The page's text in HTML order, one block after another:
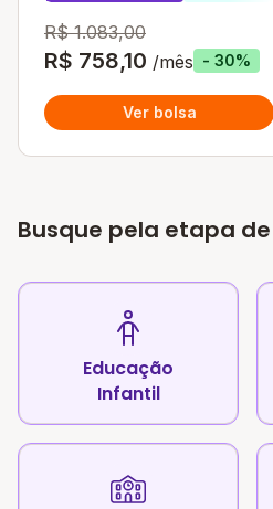
R$ 1.083,00
R$ 758,10 /mês - 30%
Ver bolsa
Busque pela etapa
Educação
Infantil